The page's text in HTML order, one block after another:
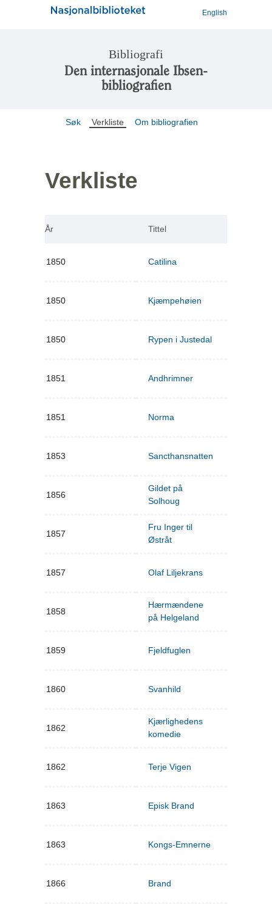
English
Bibliografi
Den internasjonale Ibsen-
bibliografien
Søk Verkliste Om bibliografien
Verkliste
År Tittel
1850 Catilina
1850 Kjæmpehøien
1850 Rypen i Justedal
1851 Andhrimner
1851 Norma
1853 Sancthansnatten
1856
Gildet på
Solhoug
1857
Fru Inger til
Østråt
1857 Olaf Liljekrans
1858
Hærmændene
på Helgeland
1859 Fjeldfuglen
1860 Svanhild
1862
Kjærlighedens
komedie
1862 Terje Vigen
1863 Episk Brand
1863 Kongs-Emnerne
1866 Brand